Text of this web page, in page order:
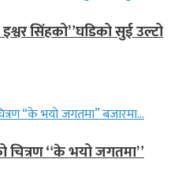
सिंहको”घडिको सुई उल्टो
“के भयो जगतमा”